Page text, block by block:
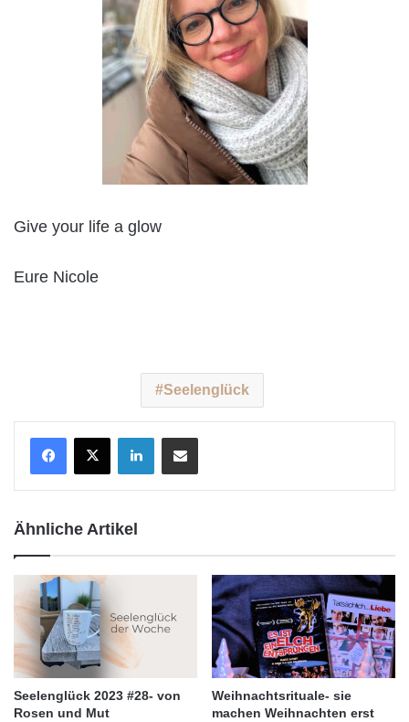
Give your life a glow
Eure Nicole
Seelenglück
Ähnliche Artikel
Seelenglück 2023 #28- von
Rosen und Mut
Weihnachtsrituale- sie
machen Weihnachten erst